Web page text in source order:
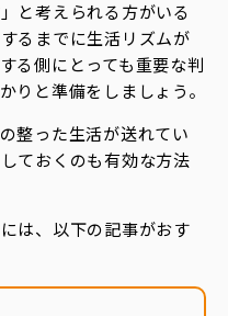
と考えられる方がいる
るまでに生活リズムが
る側にとっても重要な判
りと準備をしましょう。
整った生活が送れてい
ておくのも有効な方法
は、以下の記事がおす